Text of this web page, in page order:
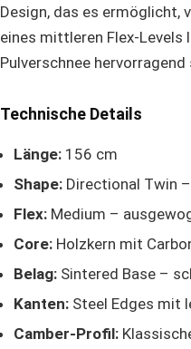
Design, das es ermöglicht,
eines mittleren Flex-Levels
Pulverschnee hervorragend
Technische Details
Länge: 156 cm
Shape: Directional Twin
Flex: Medium –
Core: Holzkern mit
Belag: Sintered Base –
Kanten: Steel Edges mit
Camber-Profil: